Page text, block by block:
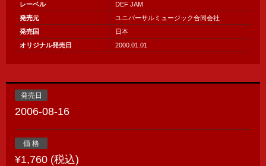
レーベル
DEF JAM
発売元
ユニバーサルミュージック合同会社
発売国
日本
オリジナル発売日
2000.01.01
発売日
2006-08-16
価 格
¥1,760 (税込)